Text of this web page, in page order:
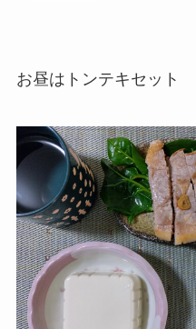
お昼はトンテキセット